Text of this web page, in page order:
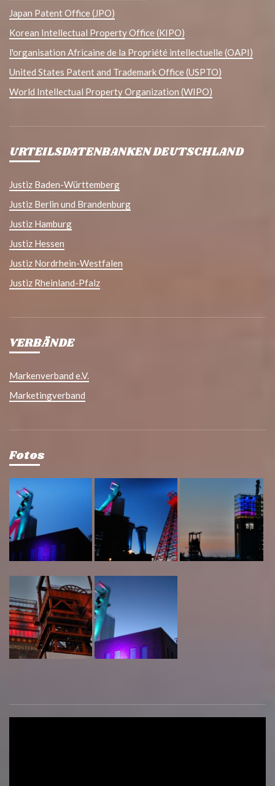
Japan Patent Office (JPO)
Korean Intellectual Property Office (KIPO)
l'organisation Africaine de la Propriété intellectuelle (OAPI)
United States Patent and Trademark Office (USPTO)
World Intellectual Property Organization (WIPO)
URTEILSDATENBANKEN DEUTSCHLAND
Justiz Baden-Württemberg
Justiz Berlin und Brandenburg
Justiz Hamburg
Justiz Hessen
Justiz Nordrhein-Westfalen
Justiz Rheinland-Pfalz
VERBÄNDE
Markenverband e.V.
Marketingverband
Fotos